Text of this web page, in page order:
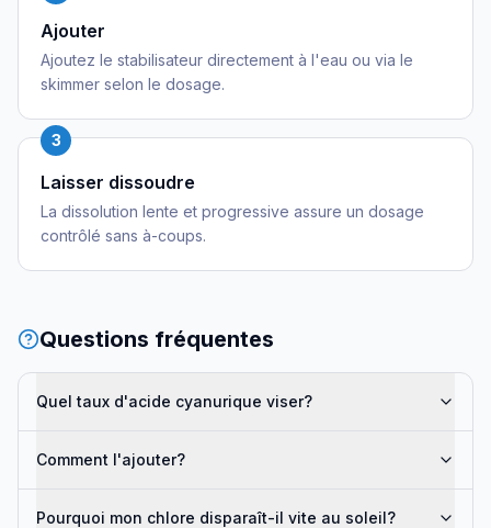
Ajouter
Ajoutez le stabilisateur directement à l'eau ou via le
skimmer selon le dosage.
3
Laisser dissoudre
La dissolution lente et progressive assure un dosage
contrôlé sans à-coups.
Questions fréquentes
Quel taux d'acide cyanurique viser?
Comment l'ajouter?
Pourquoi mon chlore disparaît-il vite au soleil?